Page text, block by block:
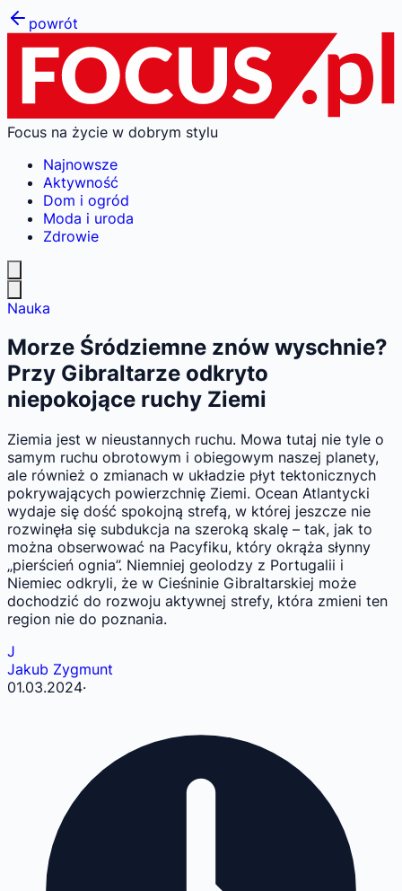
powrót
Focus na życie w dobrym stylu
Najnowsze
Aktywność
Dom i ogród
Moda i uroda
Zdrowie
Nauka
Morze Śródziemne znów wyschnie?
Przy Gibraltarze odkryto
niepokojące ruchy Ziemi
Ziemia jest w nieustannych ruchu. Mowa tutaj nie tyle o
samym ruchu obrotowym i obiegowym naszej planety,
ale również o zmianach w układzie płyt tektonicznych
pokrywających powierzchnię Ziemi. Ocean Atlantycki
wydaje się dość spokojną strefą, w której jeszcze nie
rozwinęła się subdukcja na szeroką skalę – tak, jak to
można obserwować na Pacyfiku, który okrąża słynny
„pierścień ognia”. Niemniej geolodzy z Portugalii i
Niemiec odkryli, że w Cieśninie Gibraltarskiej może
dochodzić do rozwoju aktywnej strefy, która zmieni ten
region nie do poznania.
J
Jakub Zygmunt
01.03.2024·